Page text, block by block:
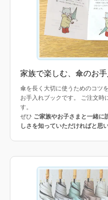
家族で楽しむ、傘のお
傘を長く大切に使うためのコツ
お手入れブックです。 ご注文時
す。
ぜひ ご家族やお子さまと一緒に
しさを知っていただければと思